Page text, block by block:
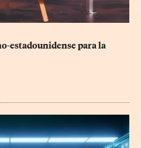
estadounidense para la